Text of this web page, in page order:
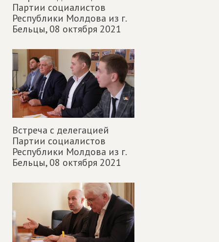
Партии социалистов
Республики Молдова из г.
Бельцы,08 октября 2021
Встреча с делегацией
Партии социалистов
Республики Молдова из г.
Бельцы,08 октября 2021